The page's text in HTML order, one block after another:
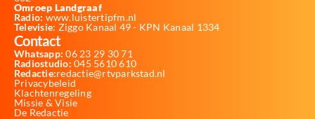
Omroep Landgraaf
Radio: www.luistertipfm.nl
Televisie: Ziggo Kanaal 49 - KPN Kanaal 1334
Contact
Whatsapp: 06 23 29 30 71
Radiostudio: 045 5610 610
Redactie:redactie@rtvparkstad.nl
Privacybeleid
Klachtenregeling
Missie & Visie
De Redactie